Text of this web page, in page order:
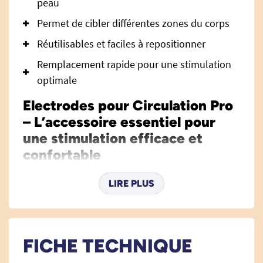
Permet de cibler différentes zones du corps
Réutilisables et faciles à repositionner
Remplacement rapide pour une stimulation
optimale
Electrodes pour Circulation Pro
– L’accessoire essentiel pour
une stimulation efficace et
confortable
électrodes pour Circulation Pro
une diffusion optimale des impulsions
électriques pour votre appareil Circulation Pro.
musculaire, massent en douceur vos jambes et
contribuent à la réduction de la sensation de
LIRE PLUS
FICHE TECHNIQUE